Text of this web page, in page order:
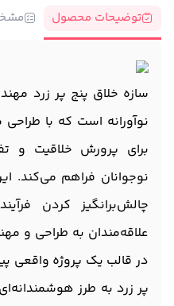
توضیحات محصول
سازه خلاق پنج پر زرد
نوآورانه است که با
برای پرورش خلاقیت و
نوجوانان فراهم می‌کند.
چالش‌برانگیز کردن
علاقه‌مندان به طراحی و
در قالب یک پروژه واقعی
پر زرد به طرز